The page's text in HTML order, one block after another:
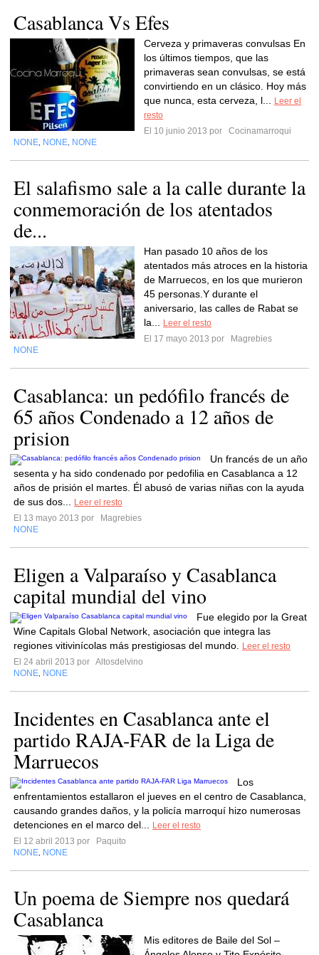
Casablanca Vs Efes
Cerveza y primaveras convulsas En
los últimos tiempos, que las
primaveras sean convulsas, se está
convirtiendo en un clásico. Hoy más
que nunca, esta cerveza, l...
Leer el
resto
El 10 junio 2013 por
Cocinamarroqui
NONE NONE NONE
El salafismo sale a la calle durante la
conmemoración de los atentados
de...
Han pasado 10 años de los
atentados más atroces en la historia
de Marruecos, en los que murieron
45 personas.Y durante el
aniversario, las calles de Rabat se
la...
Leer el resto
El 17 mayo 2013 por
Magrebies
NONE
Casablanca: un pedófilo francés de
65 años Condenado a 12 años de
prision
Un francés de un año
sesenta y ha sido condenado por pedofilia en Casablanca a 12
años de prisión el martes. Él abusó de varias niñas con la ayuda
de sus dos...
Leer el resto
El 13 mayo 2013 por
Magrebies
NONE
Eligen a Valparaíso y Casablanca
capital mundial del vino
Fue elegido por la Great
Wine Capitals Global Network, asociación que integra las
regiones vitivinícolas más prestigiosas del mundo.
Leer el resto
El 24 abril 2013 por Altosdelvino
NONE NONE
Incidentes en Casablanca ante el
partido RAJA-FAR de la Liga de
Marruecos
Los
enfrentamientos estallaron el jueves en el centro de Casablanca,
causando grandes daños, y la policía marroquí hizo numerosas
detenciones en el marco del...
Leer el resto
El 12 abril 2013 por
Paquito
NONE NONE
Un poema de Siempre nos quedará
Casablanca
Mis editores de Baile del Sol –